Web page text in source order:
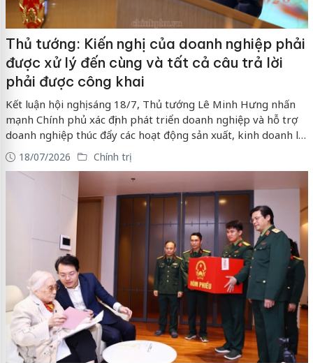
Thủ tướng: Kiến nghị của doanh nghiệp phải
được xử lý đến cùng và tất cả câu trả lời
phải được công khai
Kết luận hội nghị sáng 18/7, Thủ tướng Lê Minh Hưng nhấn
mạnh Chính phủ xác định phát triển doanh nghiệp và hỗ trợ
doanh nghiệp thúc đẩy các hoạt động sản xuất, kinh doanh là
yêu cầu có ý nghĩa chiến lược quốc gia; phải chuyển mạnh từ
nhận diện, tháo gỡ khó khăn sang hoàn thiện nền tảng kiến
tạo phát triển, từ đối thoại sang hành động quyết liệt, từ cam
kết sang kết quả thực chất, cụ thể, có địa chỉ, có thời hạn.
18/07/2026 Chính trị